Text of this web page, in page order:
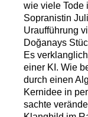
wie viele Tode
Sopranistin
Uraufführung
Doğanays
Es
einer KI. Wie
durch einen
Kernidee in
sachte